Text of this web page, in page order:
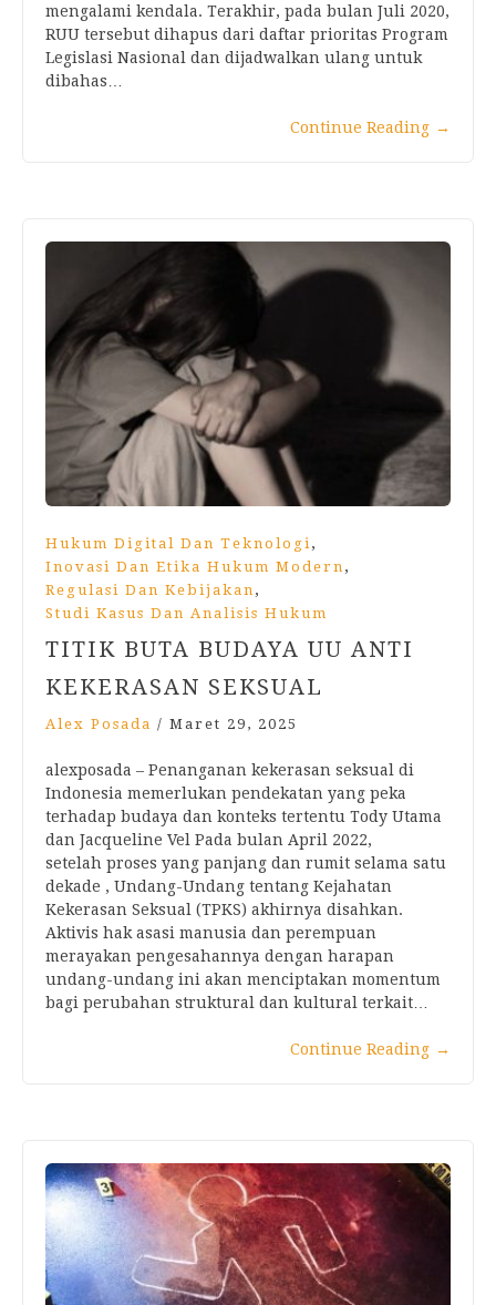
mengalami kendala. Terakhir, pada bulan Juli 2020,
RUU tersebut dihapus dari daftar prioritas Program
Legislasi Nasional dan dijadwalkan ulang untuk
dibahas…
Continue Reading →
Hukum Digital Dan Teknologi ,
Inovasi Dan Etika Hukum Modern ,
Regulasi Dan Kebijakan ,
Studi Kasus Dan Analisis Hukum
TITIK BUTA BUDAYA UU ANTI
KEKERASAN SEKSUAL
Alex Posada / Maret 29, 2025
alexposada – Penanganan kekerasan seksual di
Indonesia memerlukan pendekatan yang peka
terhadap budaya dan konteks tertentu Tody Utama
dan Jacqueline Vel Pada bulan April 2022,
setelah proses yang panjang dan rumit selama satu
dekade , Undang-Undang tentang Kejahatan
Kekerasan Seksual (TPKS) akhirnya disahkan.
Aktivis hak asasi manusia dan perempuan
merayakan pengesahannya dengan harapan
undang-undang ini akan menciptakan momentum
bagi perubahan struktural dan kultural terkait…
Continue Reading →